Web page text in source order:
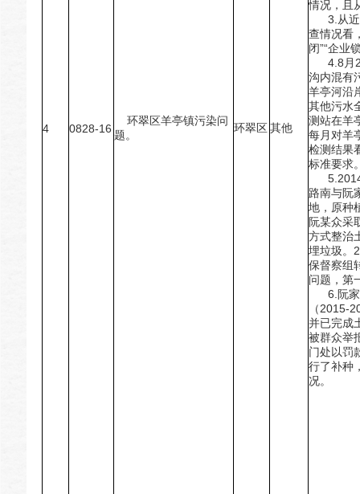
4 0828-16
环翠区羊亭镇污染问
题。
环翠区其他
情况，且
3.从近
查情况看
闭”“企业
4.8月29
沟内混有
羊亭河沿
其他污水
测站在羊
每月对羊
检测结果
标准要求
5.2014
路南与阮
地，原种
阮某众采
方式整治
埋垃圾。
保督察组
问题，第
6.阮家
（2015-
并已完成
被群众举
门处以罚
行了补种
况。